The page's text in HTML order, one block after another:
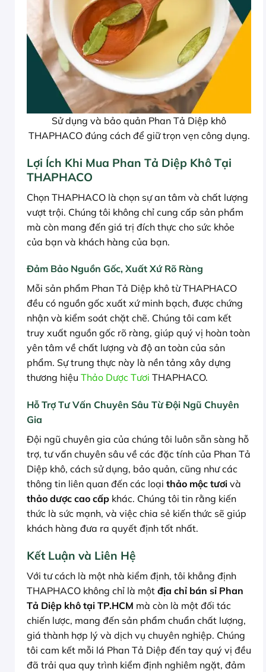
Sử dụng và bảo quản Phan Tả Diệp khô
THAPHACO đúng cách để giữ trọn vẹn công dụng.
Lợi Ích Khi Mua Phan Tả Diệp Khô Tại
THAPHACO
Chọn THAPHACO là chọn sự an tâm và chất lượng
vượt trội. Chúng tôi không chỉ cung cấp sản phẩm
mà còn mang đến giá trị đích thực cho sức khỏe
của bạn và khách hàng của bạn.
Đảm Bảo Nguồn Gốc, Xuất Xứ Rõ Ràng
Mỗi sản phẩm Phan Tả Diệp khô từ THAPHACO
đều có nguồn gốc xuất xứ minh bạch, được chứng
nhận và kiểm soát chặt chẽ. Chúng tôi cam kết
truy xuất nguồn gốc rõ ràng, giúp quý vị hoàn toàn
yên tâm về chất lượng và độ an toàn của sản
phẩm. Sự trung thực này là nền tảng xây dựng
thương hiệu Thảo Dược Tươi THAPHACO.
Hỗ Trợ Tư Vấn Chuyên Sâu Từ Đội Ngũ Chuyên
Gia
Đội ngũ chuyên gia của chúng tôi luôn sẵn sàng hỗ
trợ, tư vấn chuyên sâu về các đặc tính của Phan Tả
Diệp khô, cách sử dụng, bảo quản, cũng như các
thông tin liên quan đến các loại thảo mộc tươi và
thảo dược cao cấp khác. Chúng tôi tin rằng kiến
thức là sức mạnh, và việc chia sẻ kiến thức sẽ giúp
khách hàng đưa ra quyết định tốt nhất.
Kết Luận và Liên Hệ
Với tư cách là một nhà kiểm định, tôi khẳng định
THAPHACO không chỉ là một địa chỉ bán sỉ Phan
Tả Diệp khô tại TP.HCM mà còn là một đối tác
chiến lược, mang đến sản phẩm chuẩn chất lượng,
giá thành hợp lý và dịch vụ chuyên nghiệp. Chúng
tôi cam kết mỗi lá Phan Tả Diệp đến tay quý vị đều
đã trải qua quy trình kiểm định nghiêm ngặt, đảm